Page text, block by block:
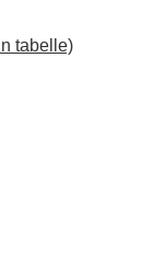
tabelle)